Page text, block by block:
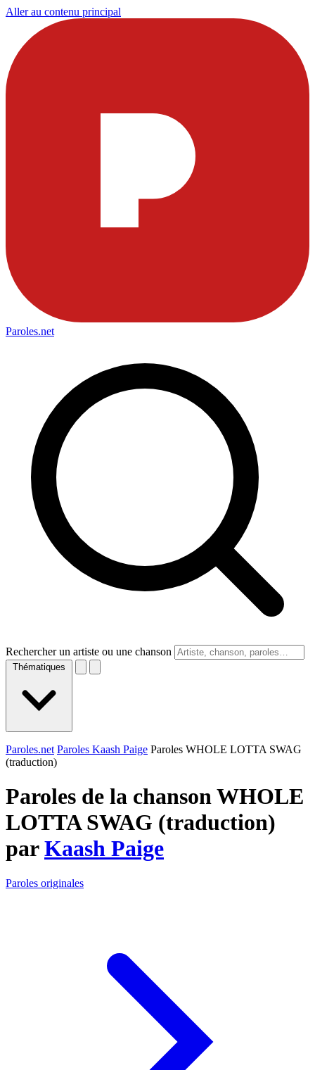
Aller au contenu principal
Paroles.net
Rechercher un artiste ou une chanson
Thématiques
Paroles.net Paroles Kaash Paige Paroles WHOLE LOTTA SWAG
(traduction)
Paroles de la chanson WHOLE
LOTTA SWAG (traduction)
parKaash Paige
Paroles originales